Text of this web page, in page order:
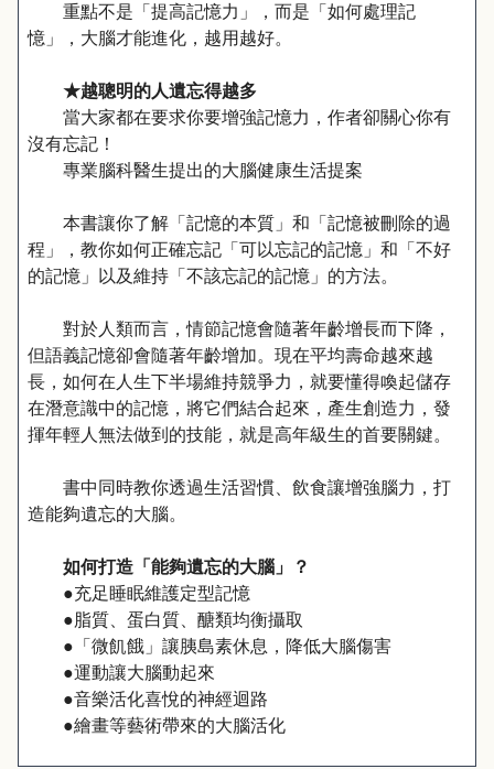
重點不是「提高記憶力」，而是「如何處理記
憶」，大腦才能進化，越用越好。
★越聰明的人遺忘得越多
當大家都在要求你要增強記憶力，作者卻關心你有
沒有忘記！
專業腦科醫生提出的大腦健康生活提案
本書讓你了解「記憶的本質」和「記憶被刪除的過
程」，教你如何正確忘記「可以忘記的記憶」和「不好
的記憶」以及維持「不該忘記的記憶」的方法。
對於人類而言，情節記憶會隨著年齡增長而下降，
但語義記憶卻會隨著年齡增加。現在平均壽命越來越
長，如何在人生下半場維持競爭力，就要懂得喚起儲存
在潛意識中的記憶，將它們結合起來，產生創造力，發
揮年輕人無法做到的技能，就是高年級生的首要關鍵。
書中同時教你透過生活習慣、飲食讓增強腦力，打
造能夠遺忘的大腦。
如何打造「能夠遺忘的大腦」？
●充足睡眠維護定型記憶
●脂質、蛋白質、醣類均衡攝取
●「微飢餓」讓胰島素休息，降低大腦傷害
●運動讓大腦動起來
●音樂活化喜悅的神經迴路
●繪畫等藝術帶來的大腦活化